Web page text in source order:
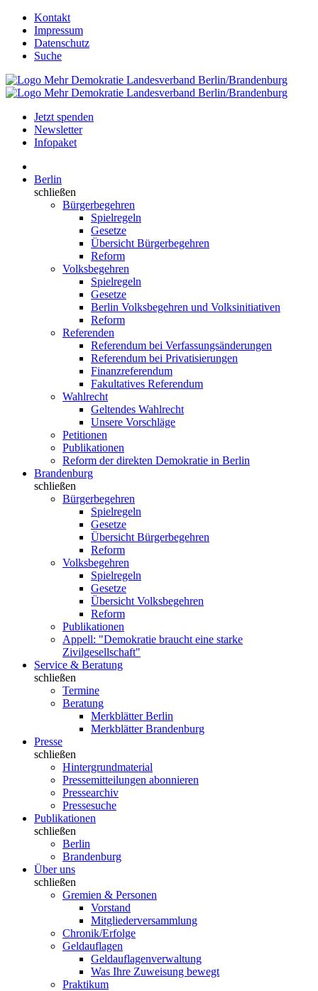
Kontakt
Impressum
Datenschutz
Suche
Jetzt spenden
Newsletter
Infopaket
Berlin
schließen
Bürgerbegehren
Spielregeln
Gesetze
Übersicht Bürgerbegehren
Reform
Volksbegehren
Spielregeln
Gesetze
Berlin Volksbegehren und Volksinitiativen
Reform
Referenden
Referendum bei Verfassungsänderungen
Referendum bei Privatisierungen
Finanzreferendum
Fakultatives Referendum
Wahlrecht
Geltendes Wahlrecht
Unsere Vorschläge
Petitionen
Publikationen
Reform der direkten Demokratie in Berlin
Brandenburg
schließen
Bürgerbegehren
Spielregeln
Gesetze
Übersicht Bürgerbegehren
Reform
Volksbegehren
Spielregeln
Gesetze
Übersicht Volksbegehren
Reform
Publikationen
Appell: "Demokratie braucht eine starke
Zivilgesellschaft"
Service & Beratung
schließen
Termine
Beratung
Merkblätter Berlin
Merkblätter Brandenburg
Presse
schließen
Hintergrundmaterial
Pressemitteilungen abonnieren
Pressearchiv
Pressesuche
Publikationen
schließen
Berlin
Brandenburg
Über uns
schließen
Gremien & Personen
Vorstand
Mitgliederversammlung
Chronik/Erfolge
Geldauflagen
Geldauflagenverwaltung
Was Ihre Zuweisung bewegt
Praktikum